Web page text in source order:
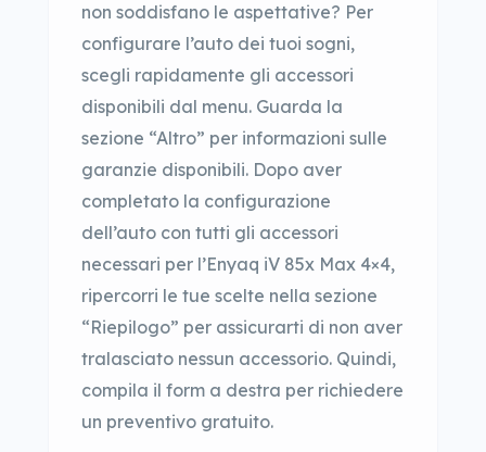
non soddisfano le aspettative? Per
configurare l’auto dei tuoi sogni,
scegli rapidamente gli accessori
disponibili dal menu. Guarda la
sezione “Altro” per informazioni sulle
garanzie disponibili. Dopo aver
completato la configurazione
dell’auto con tutti gli accessori
necessari per l’Enyaq iV 85x Max 4×4,
ripercorri le tue scelte nella sezione
“Riepilogo” per assicurarti di non aver
tralasciato nessun accessorio. Quindi,
compila il form a destra per richiedere
un preventivo gratuito.